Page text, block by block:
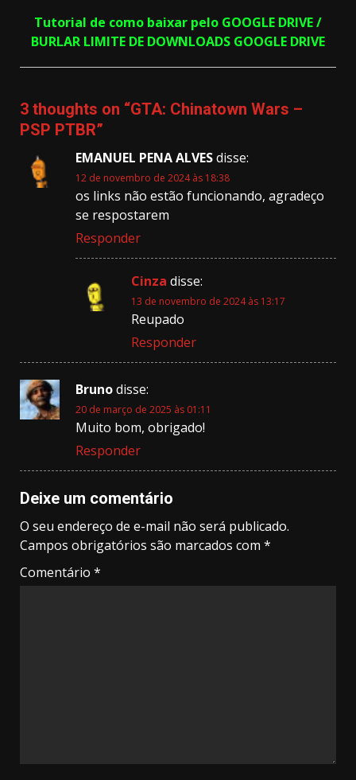
Tutorial de como baixar pelo GOOGLE DRIVE /
BURLAR LIMITE DE DOWNLOADS GOOGLE DRIVE
3 thoughts on “GTA: Chinatown Wars –
PSP PTBR”
EMANUEL PENA ALVESdisse:
12 de novembro de 2024 às 18:38
os links não estão funcionando, agradeço
se respostarem
Responder
Cinza disse:
13 de novembro de 2024 às 13:17
Reupado
Responder
Brunodisse:
20 de março de 2025 às 01:11
Muito bom, obrigado!
Responder
Deixe um comentário
O seu endereço de e-mail não será publicado.
Campos obrigatórios são marcados com *
Comentário *